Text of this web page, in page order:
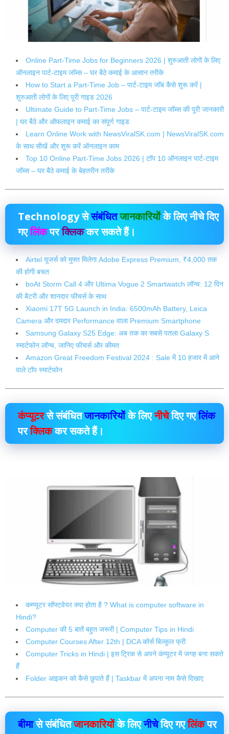
Online Part-Time Jobs for Beginners 2026 | शुरुआती लोगों के लिए
ऑनलाइन पार्ट-टाइम जॉब्स – घर बैठे कमाई के आसान तरीके
How to Start a Part-Time Job – पार्ट-टाइम जॉब कैसे शुरू करें |
शुरुआती लोगों के लिए पूरी गाइड 2026
Ultimate Guide to Part-Time Jobs – पार्ट-टाइम जॉब्स की पूरी जानकारी
| घर बैठे और ऑफलाइन कमाई का संपूर्ण गाइड
Learn Online Work with NewsViralSK.com | NewsViralSK.com
के साथ सीखें और शुरू करें ऑनलाइन काम
Top 10 Online Part-Time Jobs 2026 | टॉप 10 ऑनलाइन पार्ट-टाइम
जॉब्स – घर बैठे कमाई के बेहतरीन तरीके
Technologyसेसंबंधितजानकारियोंके लिए नीचे दिए
गएलिंकपरक्लिककर सकते हैं।
Airtel यूजर्स को मुफ्त मिलेगा Adobe Express Premium, ₹4,000 तक
की होगी बचत
boAt Storm Call 4 और Ultima Vogue 2 Smartwatch लॉन्च: 12 दिन
की बैटरी और शानदार फीचर्स के साथ
Xiaomi 17T 5G Launch in India: 6500mAh Battery, Leica
Camera और दमदार Performance वाला Premium Smartphone
Samsung Galaxy S25 Edge: अब तक का सबसे पतला Galaxy S
स्मार्टफोन लॉन्च, जानिए फीचर्स और कीमत
Amazon Great Freedom Festival 2024 : Sale में 10 हजार में आने
वाले टॉप स्मार्टफोन
कंप्यूटरसे संबंधितजानकारियोंके लिएनीचेदिए गएलिंक
परक्लिककर सकते हैं।
कम्प्यूटर सॉफ्टवेयर क्या होता है ? What is computer software in
Hindi?
Computer की 5 बातें बहुत जरूरी | Computer Tips in Hindi
Computer Courses After 12th | DCA कोर्स बिल्कुल फ्री
Computer Tricks in Hindi | इस ट्रिक से अपने कंप्यूटर में जगह बना सकते
हैं
Folder आइकन को कैसे छुपाते हैं | Taskbar में अपना नाम कैसे दिखाए
बीमासे संबंधितजानकारियोंके लिएनीचेदिए गएलिंकपर